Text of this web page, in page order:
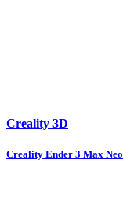
Creality 3D
Creality Ender 3 Max Neo